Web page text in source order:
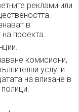
реклами или
в
проекта.
комисиони,
услуги
на влизане в